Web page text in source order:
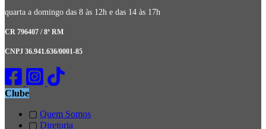
quarta a domingo das 8 às 12h e das 14 às 17h
CR 796407 / 8ª RM
CNPJ 36.941.636/0001-85
Clube
▢ Quem Somos
▢ Diretoria